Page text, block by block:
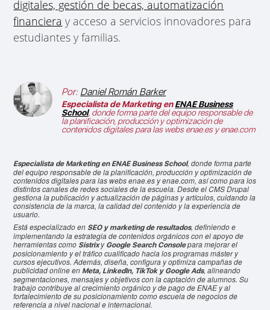
digitales, gestión de becas, automatización
financiera y acceso a servicios innovadores para
estudiantes y familias.
Por: Daniel Román Barker
Especialista de Marketing enENAE Business
School, donde forma parte del equipo responsable de
la planificación, producción y optimización de
contenidos digitales para las webs enae.es y enae.com
Especialista de Marketing en ENAE Business School, donde forma parte
del equipo responsable de la planificación, producción y optimización de
contenidos digitales para las webs enae.es y enae.com, así como para los
distintos canales de redes sociales de la escuela. Desde el CMS Drupal
gestiona la publicación y actualización de páginas y artículos, cuidando la
consistencia de la marca, la calidad del contenido y la experiencia de
usuario.
Está especializado en SEO y marketing de resultados, definiendo e
implementando la estrategia de contenidos orgánicos con el apoyo de
herramientas como Sistrixy Google Search Consolepara mejorar el
posicionamiento y el tráfico cualificado hacia los programas máster y
cursos ejecutivos. Además, diseña, configura y optimiza campañas de
publicidad online en Meta, LinkedIn, TikTok y Google Ads, alineando
segmentaciones, mensajes y objetivos con la captación de alumnos. Su
trabajo contribuye al crecimiento orgánico y de pago de ENAE y al
fortalecimiento de su posicionamiento como escuela de negocios de
referencia a nivel nacional e internacional.